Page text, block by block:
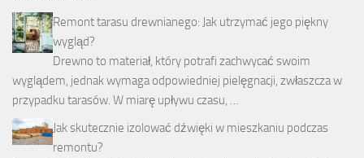
Remont tarasu drewnianego: Jak utrzymać jego piękny
wygląd?
Drewno to materiał, który potrafi zachwycać swoim
wyglądem, jednak wymaga odpowiedniej pielęgnacji, zwłaszcza w
przypadku tarasów. W miarę upływu czasu, …
Jak skutecznie izolować dźwięki w mieszkaniu podczas
remontu?